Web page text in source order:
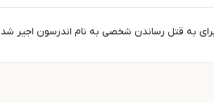
به قتل رساندن شخصی به نام اندرسون اجیر